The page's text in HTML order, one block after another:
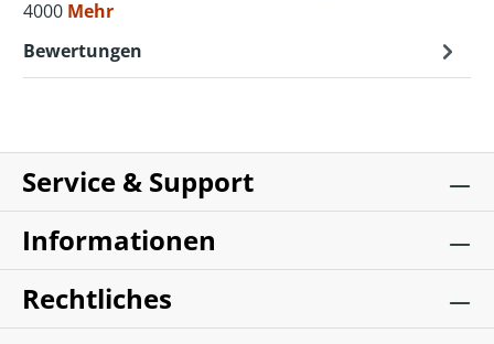
4000 Mehr
Bewertungen
Service & Support
Informationen
Rechtliches